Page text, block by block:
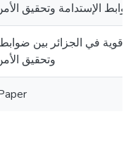
الإستدامة وتحقيق
في الجزائر بين
وتحقيق